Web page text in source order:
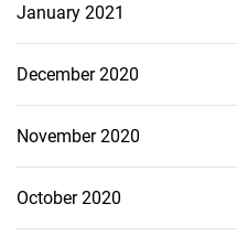
January 2021
December 2020
November 2020
October 2020